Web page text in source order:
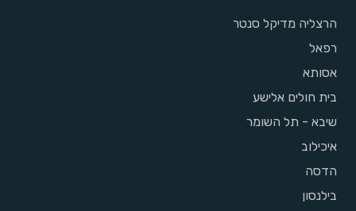
הרצליה מדיקל סנטר
רפאל
אסותא
בית חולים אלישע
שיבא - תל השומר
איכילוב
הדסה
בילנסון